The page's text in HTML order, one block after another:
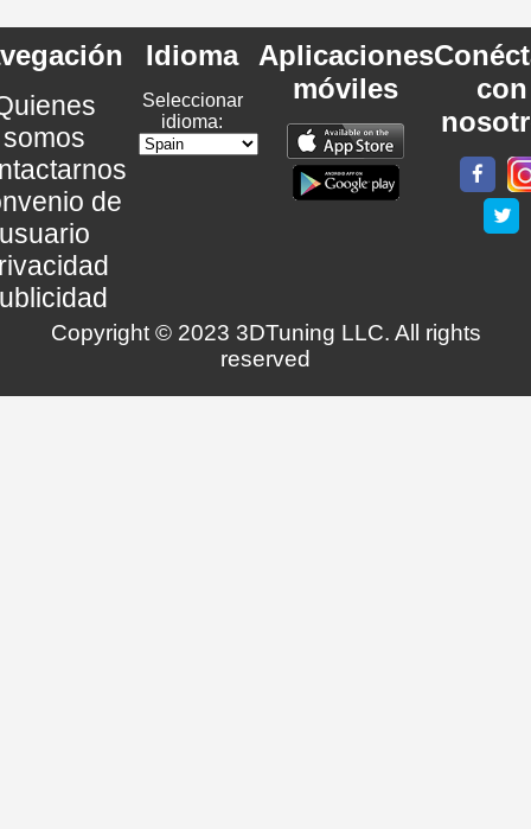
somos
de
Idioma
Seleccionar
idioma:
Aplicaciones
móviles
con
Copyright © 2023 3DTuning LLC. All rights
reserved